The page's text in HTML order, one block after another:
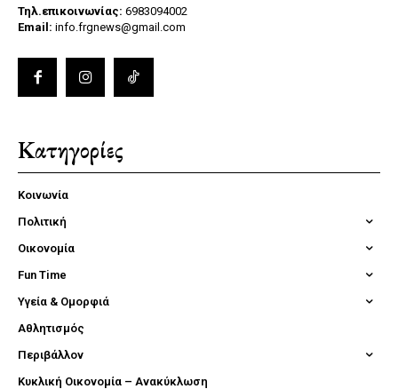
Τηλ.επικοινωνίας: 6983094002
Email: info.frgnews@gmail.com
Κατηγορίες
Κοινωνία
Πολιτική
Οικονομία
Fun Time
Υγεία & Ομορφιά
Αθλητισμός
Περιβάλλον
Κυκλική Οικονομία – Ανακύκλωση